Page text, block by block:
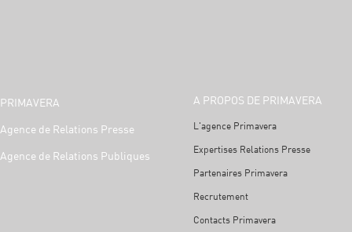
PRIMAVERA
Agence de Relations Presse
Agence de Relations Publiques
A PROPOS DE PRIMAVERA
L'agence Primavera
Expertises Relations Presse
Partenaires Primavera
Recrutement
Contacts Primavera